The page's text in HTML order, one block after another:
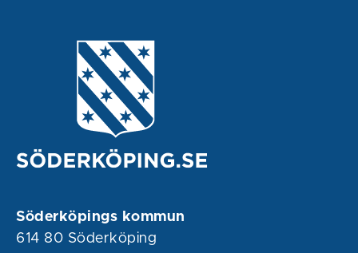
Söderköpings kommun
614 80 Söderköping